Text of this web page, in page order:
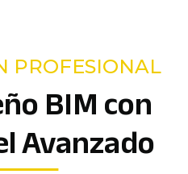
PROFESIONAL
BIM con
Avanzado